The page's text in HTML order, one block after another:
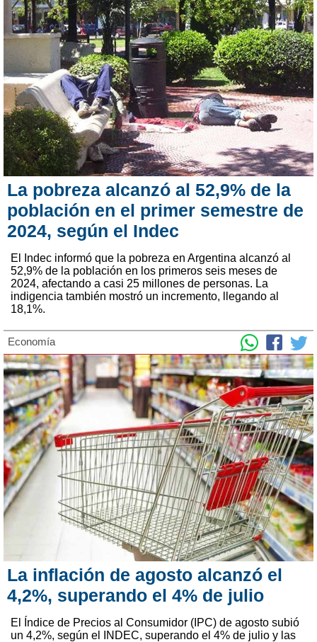
La pobreza alcanzó al 52,9% de la
población en el primer semestre de
2024, según el Indec
El Indec informó que la pobreza en Argentina alcanzó al
52,9% de la población en los primeros seis meses de
2024, afectando a casi 25 millones de personas. La
indigencia también mostró un incremento, llegando al
18,1%.
Economía
La inflación de agosto alcanzó el
4,2%, superando el 4% de julio
El Índice de Precios al Consumidor (IPC) de agosto subió
un 4,2%, según el INDEC, superando el 4% de julio y las